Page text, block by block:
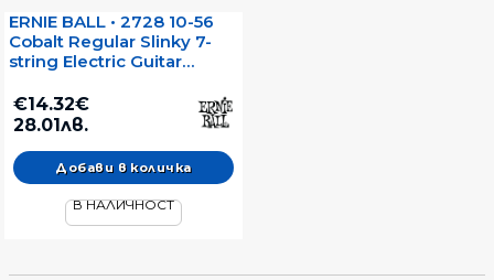
ERNIE BALL • 2728 10-56
Cobalt Regular Slinky 7-
string Electric Guitar
струнна електрическа
китара
€14.32€
28.01лв.
В НАЛИЧНОСТ